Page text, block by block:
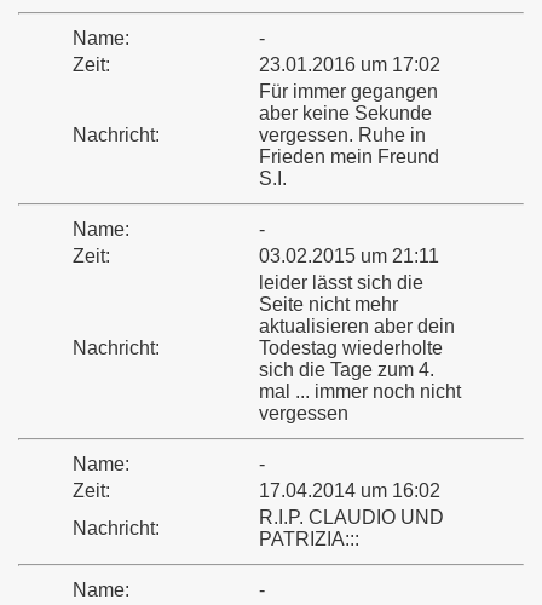
Name:
-
Zeit:
23.01.2016 um 17:02
Nachricht:
Für immer gegangen
aber keine Sekunde
vergessen. Ruhe in
Frieden mein Freund
S.I.
Name:
-
Zeit:
03.02.2015 um 21:11
Nachricht:
leider lässt sich die
Seite nicht mehr
aktualisieren aber dein
Todestag wiederholte
sich die Tage zum 4.
mal ... immer noch nicht
vergessen
Name:
-
Zeit:
17.04.2014 um 16:02
Nachricht:
R.I.P. CLAUDIO UND
PATRIZIA:::
Name:
-